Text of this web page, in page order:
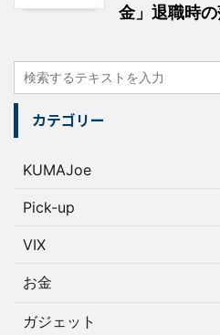
金」退職時の
カテゴリー
KUMAJoe
Pick-up
VIX
お金
ガジェット